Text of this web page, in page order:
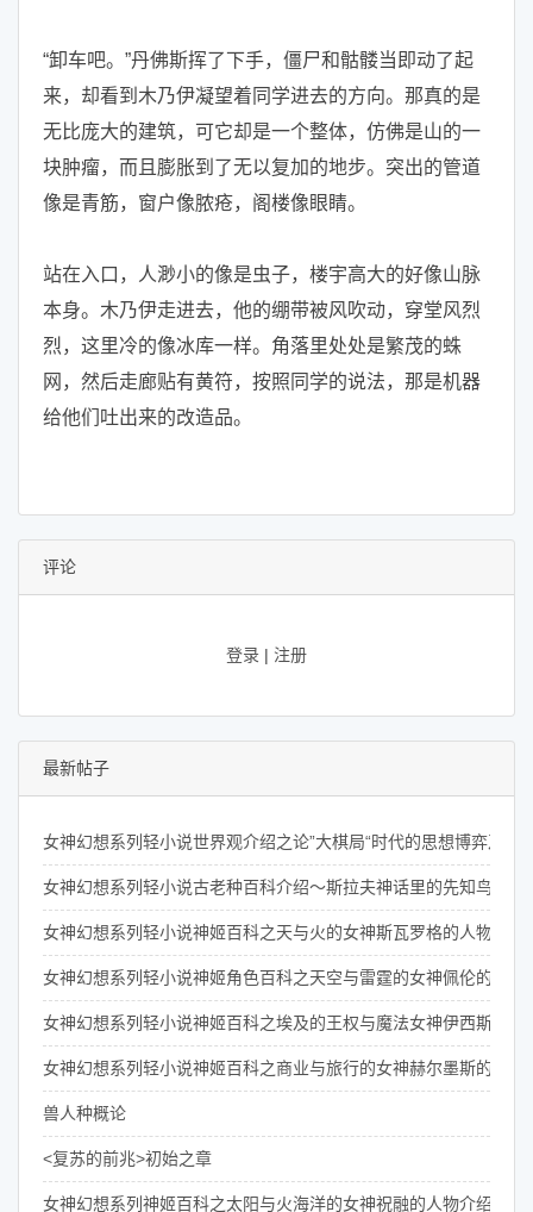
“卸车吧。”丹佛斯挥了下手，僵尸和骷髅当即动了起
来，却看到木乃伊凝望着同学进去的方向。那真的是
无比庞大的建筑，可它却是一个整体，仿佛是山的一
块肿瘤，而且膨胀到了无以复加的地步。突出的管道
像是青筋，窗户像脓疮，阁楼像眼睛。
站在入口，人渺小的像是虫子，楼宇高大的好像山脉
本身。木乃伊走进去，他的绷带被风吹动，穿堂风烈
烈，这里冷的像冰库一样。角落里处处是繁茂的蛛
网，然后走廊贴有黄符，按照同学的说法，那是机器
给他们吐出来的改造品。
评论
登录 | 注册
最新帖子
女神幻想系列轻小说世界观介绍之论”大棋局“时代的思想博弈及其
女神幻想系列轻小说古老种百科介绍～斯拉夫神话里的先知鸟们
女神幻想系列轻小说神姬百科之天与火的女神斯瓦罗格的人物介绍
女神幻想系列轻小说神姬角色百科之天空与雷霆的女神佩伦的介绍
女神幻想系列轻小说神姬百科之埃及的王权与魔法女神伊西斯的介
女神幻想系列轻小说神姬百科之商业与旅行的女神赫尔墨斯的介绍
兽人种概论
<复苏的前兆>初始之章
女神幻想系列神姬百科之太阳与火海洋的女神祝融的人物介绍